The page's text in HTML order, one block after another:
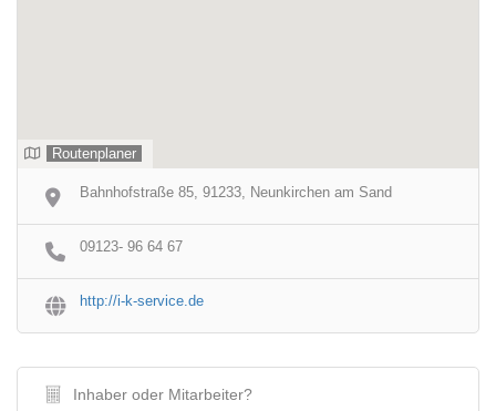
Routenplaner
Bahnhofstraße 85, 91233, Neunkirchen am Sand
09123- 96 64 67
http://i-k-service.de
Inhaber oder Mitarbeiter?